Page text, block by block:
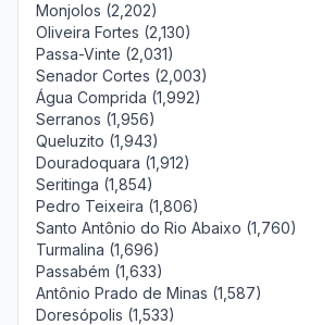
Monjolos (2,202)
Oliveira Fortes (2,130)
Passa-Vinte (2,031)
Senador Cortes (2,003)
Água Comprida (1,992)
Serranos (1,956)
Queluzito (1,943)
Douradoquara (1,912)
Seritinga (1,854)
Pedro Teixeira (1,806)
Santo Antônio do Rio Abaixo (1,760)
Turmalina (1,696)
Passabém (1,633)
Antônio Prado de Minas (1,587)
Doresópolis (1,533)